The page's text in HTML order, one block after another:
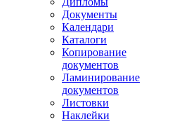
Документы
Календари
Каталоги
Копирование
документов
Ламинирование
документов
Листовки
Наклейки